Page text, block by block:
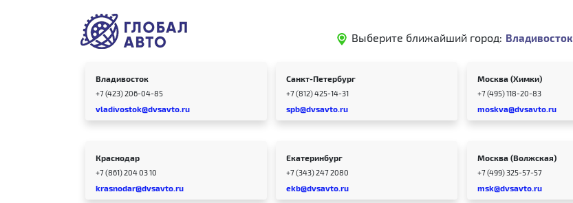
Выберите ближайший город: Владивосток
Владивосток
+7 (423) 206-04-85
vladivostok@dvsavto.ru
Санкт-Петербург
+7 (812) 425-14-31
spb@dvsavto.ru
Москва (Химки)
+7 (495) 118-20-83
moskva@dvsavto.ru
Краснодар
+7 (861) 204 03 10
krasnodar@dvsavto.ru
Екатеринбург
+7 (343) 247 2080
ekb@dvsavto.ru
Москва (Волжская)
+7 (499) 325-57-57
msk@dvsavto.ru